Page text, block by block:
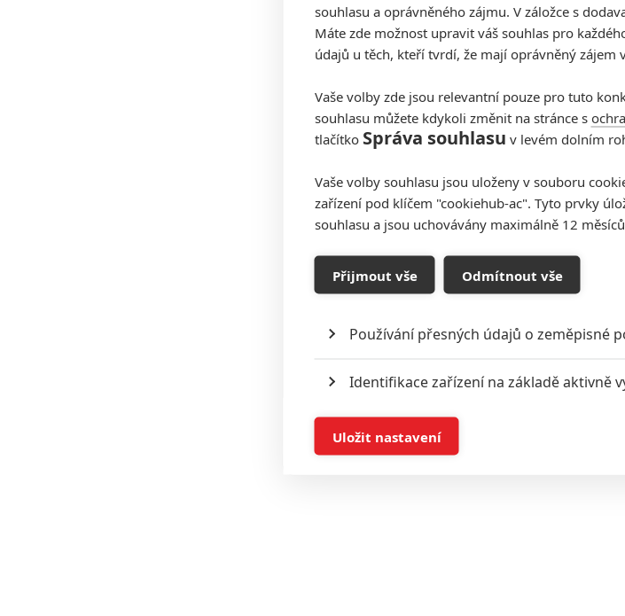
souhlasu a oprávněného zájmu. V záložce s
Máte zde možnost upravit váš souhlas pro
údajů u těch, kteří tvrdí, že mají oprávněný zájem
Vaše volby zde jsou relevantní pouze pro tuto
souhlasu můžete kdykoli změnit na stránce s
tlačítko Správa souhlasu v levém dolním
Vaše volby souhlasu jsou uloženy v souboru
zařízení pod klíčem "cookiehub-ac". Tyto prvky
souhlasu a jsou uchovávány maximálně 12
Přijmout vše Odmítnout vše
Používání přesných údajů o zeměpisné
Identifikace zařízení na základě aktivně
Ukládání a/nebo přístup k informacím v
Uložit nastavení